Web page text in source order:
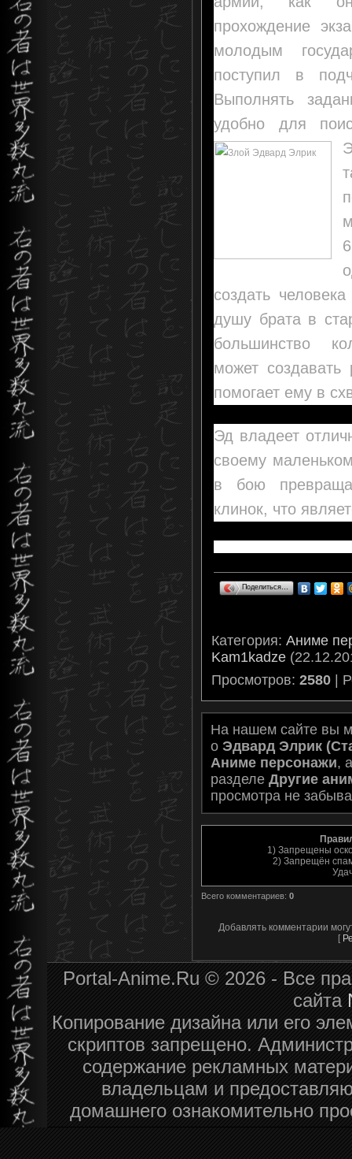
прохождение
молодым
поступил в
Выполнять
удобно для
создать
душу брата в
большинство
может
помогает ему в
Эд владеет
своему
в бою
клинок, что
Поделиться…
Категория: Аниме
Kam1kadze
Просмотров: 2580 |
На нашем сайте вы
о Эдвард Элрик
Аниме персонажи,
разделе Другие
просмотра не
1) Запрещены
2) Запрещён
Всего комментариев: 0
Добавлять комментарии
[
Portal-Anime.Ru © 2026 - Все
сайта
Копирование дизайна или его
скриптов запрещено.
содержание рекламных
владельцам и
домашнего ознакомительно